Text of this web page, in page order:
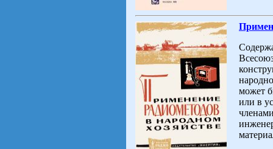
может
или в